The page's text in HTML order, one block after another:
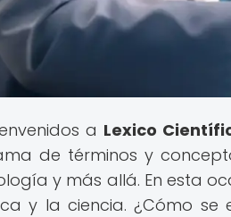
a Lexico
de términos y
y más allá. En esta
y la ciencia. ¿Cómo se